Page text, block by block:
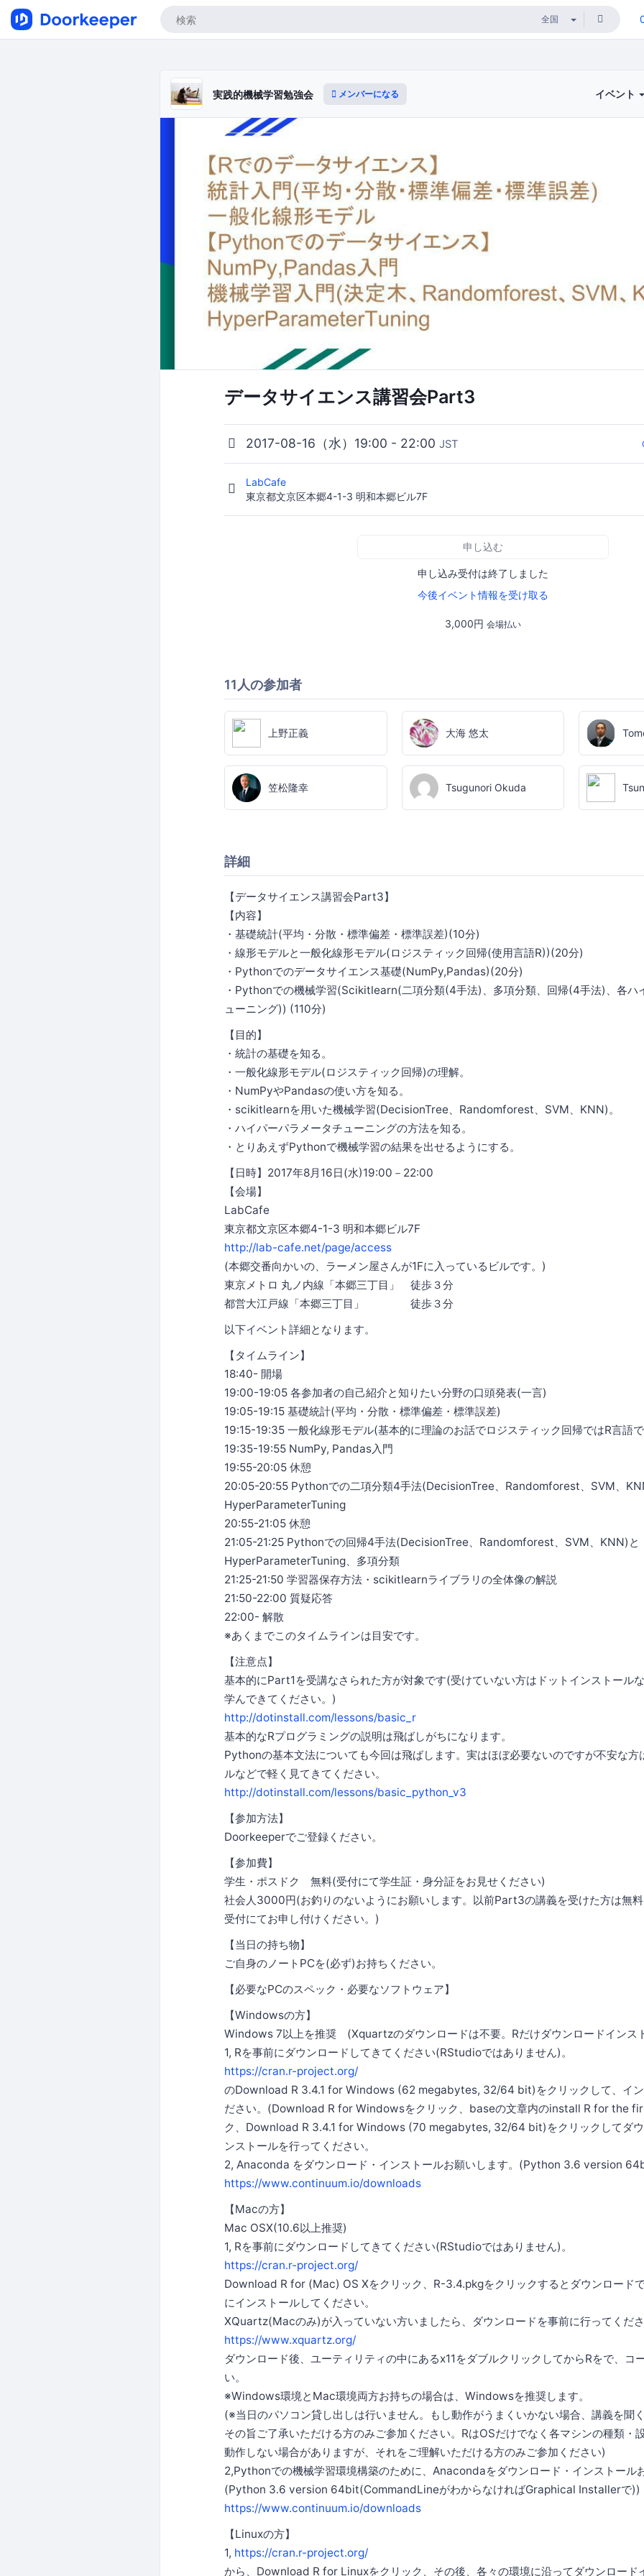
実践的機械学習勉強会 メンバーになる イベント
データサイエンス講習会Part3
2017-08-16（水）19:00 - 22:00 JST
LabCafe
東京都文京区本郷4-1-3 明和本郷ビル7F
申し込む
申し込み受付は終了しました
今後イベント情報を受け取る
3,000円 会場払い
11人の参加者
上野正義 大海 悠太
笠松隆幸 Tsugunori Okuda
詳細
【データサイエンス講習会Part3】
【内容】
・基礎統計(平均・分散・標準偏差・標準誤差)(10分)
・線形モデルと一般化線形モデル(ロジスティック回帰(使用言語R))(20分)
・Pythonでのデータサイエンス基礎(NumPy,Pandas)(20分)
・Pythonでの機械学習(Scikitlearn(二項分類(4手法)、多項分類、回帰(4手法)、各ハ
ューニング)) (110分)
【目的】
・統計の基礎を知る。
・一般化線形モデル(ロジスティック回帰)の理解。
・NumPyやPandasの使い方を知る。
・scikitlearnを用いた機械学習(DecisionTree、Randomforest、SVM、KNN)。
・ハイパーパラメータチューニングの方法を知る。
・とりあえずPythonで機械学習の結果を出せるようにする。
【日時】2017年8月16日(水)19:00－22:00
【会場】
LabCafe
東京都文京区本郷4-1-3 明和本郷ビル7F
http://lab-cafe.net/page/access
(本郷交番向かいの、ラーメン屋さんが1Fに入っているビルです。)
東京メトロ 丸ノ内線「本郷三丁目」 徒歩３分
都営大江戸線「本郷三丁目」 徒歩３分
以下イベント詳細となります。
【タイムライン】
18:40- 開場
19:00-19:05 各参加者の自己紹介と知りたい分野の口頭発表(一言)
19:05-19:15 基礎統計(平均・分散・標準偏差・標準誤差)
19:15-19:35 一般化線形モデル(基本的に理論のお話でロジスティック回帰ではR言語
19:35-19:55 NumPy, Pandas入門
19:55-20:05 休憩
20:05-20:55 Pythonでの二項分類4手法(DecisionTree、Randomforest、SVM、
HyperParameterTuning
20:55-21:05 休憩
21:05-21:25 Pythonでの回帰4手法(DecisionTree、Randomforest、SVM、KNN)と
HyperParameterTuning、多項分類
21:25-21:50 学習器保存方法・scikitlearnライブラリの全体像の解説
21:50-22:00 質疑応答
22:00- 解散
※あくまでこのタイムラインは目安です。
【注意点】
基本的にPart1を受講なさられた方が対象です(受けていない方はドットインストール
学んできてください。)
http://dotinstall.com/lessons/basic_r
基本的なRプログラミングの説明は飛ばしがちになります。
Pythonの基本文法についても今回は飛ばします。実はほぼ必要ないのですが不安な方
ルなどで軽く見てきてください。
http://dotinstall.com/lessons/basic_python_v3
【参加方法】
Doorkeeperでご登録ください。
【参加費】
学生・ポスドク 無料(受付にて学生証・身分証をお見せください)
社会人3000円(お釣りのないようにお願いします。以前Part3の講義を受けた方は無
受付にてお申し付けください。)
【当日の持ち物】
ご自身のノートPCを(必ず)お持ちください。
【必要なPCのスペック・必要なソフトウェア】
【Windowsの方】
Windows 7以上を推奨 (Xquartzのダウンロードは不要。Rだけダウンロードインス
1, Rを事前にダウンロードしてきてください(RStudioではありません)。
https://cran.r-project.org/
のDownload R 3.4.1 for Windows (62 megabytes, 32/64 bit)をクリックして、イン
ださい。(Download R for Windowsをクリック、baseの文章内のinstall R for the
ク、Download R 3.4.1 for Windows (70 megabytes, 32/64 bit)をクリックしてダウ
ンストールを行ってください。
2, Anaconda をダウンロード・インストールお願いします。(Python 3.6 version
https://www.continuum.io/downloads
【Macの方】
Mac OSX(10.6以上推奨)
1, Rを事前にダウンロードしてきてください(RStudioではありません)。
https://cran.r-project.org/
Download R for (Mac) OS Xをクリック、R-3.4.pkgをクリックするとダウンロード
にインストールしてください。
XQuartz(Macのみ)が入っていない方いましたら、ダウンロードを事前に行ってくださ
https://www.xquartz.org/
ダウンロード後、ユーティリティの中にあるx11をダブルクリックしてからRをで、コ
い。
※Windows環境とMac環境両方お持ちの場合は、Windowsを推奨します。
(※当日のパソコン貸し出しは行いません。もし動作がうまくいかない場合、講義を聞く
その旨ご了承いただける方のみご参加ください。RはOSだけでなく各マシンの種類・
動作しない場合がありますが、それをご理解いただける方のみご参加ください)
2,Pythonでの機械学習環境構築のために、Anacondaをダウンロード・インストール
(Python 3.6 version 64bit(CommandLineがわからなければGraphical Installerで))
https://www.continuum.io/downloads
【Linuxの方】
1, https://cran.r-project.org/
から、Download R for Linuxをクリック、その後、各々の環境に沿ってダウンロード